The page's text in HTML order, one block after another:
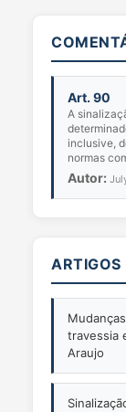
Art. 90
A
inclusive,
normas
colocação...
Autor:
ARTIGOS
travessia
Araujo